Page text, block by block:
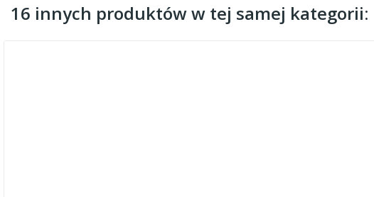
16 innych produktów w tej samej kategorii: